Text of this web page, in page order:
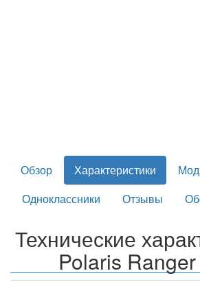
Обзор Характеристики
Одноклассники
Отзывы
Технические
Polaris